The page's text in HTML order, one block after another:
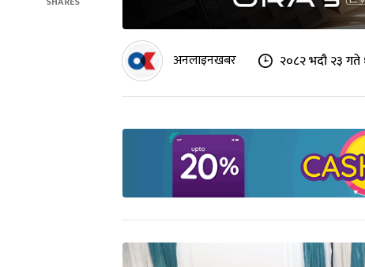
अनलाइनखबर २०८२ भदौ २३ गते